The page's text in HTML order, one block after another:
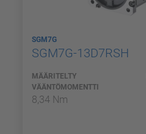
SGM7G
SGM7G-13D7RSH
MÄÄRITELTY
VÄÄNTÖMOMENTTI
8,34 Nm